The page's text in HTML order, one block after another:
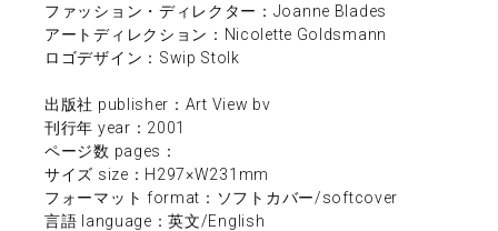
ファッション・ディレクター：Joanne Blades
アートディレクション：Nicolette Goldsmann
ロゴデザイン：Swip Stolk
出版社 publisher：Art View bv
刊行年 year：2001
ページ数 pages：
サイズ size：H297×W231mm
フォーマット format：ソフトカバー/softcover
言語 language：英文/English